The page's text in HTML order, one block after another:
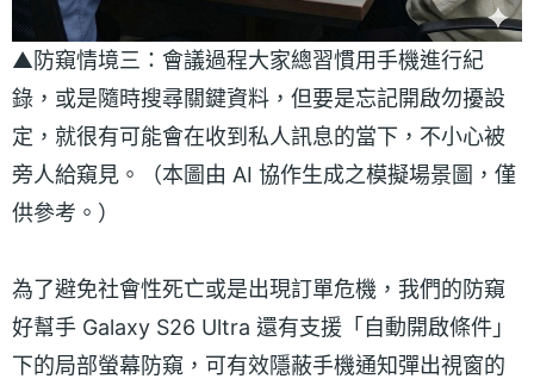
▲防窺情境三：會議過程大家總習慣用手機進行紀
錄，或是隨時搜尋關鍵資料，但要是忘記開啟勿擾設
定，就很有可能會在收到私人訊息的當下，不小心被
旁人給窺見。（本圖由 AI 協作生成之模擬場景圖，僅
供參考。）
為了避免社會性死亡或是出現訂單危機，我們的防窺
好幫手 Galaxy S26 Ultra 還有支援「自動開啟條件」
下的局部螢幕防窺，可有效隱蔽手機通知彈出視窗的